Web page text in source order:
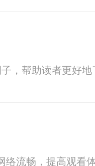
，帮助读者更好地
流畅，提高观看体